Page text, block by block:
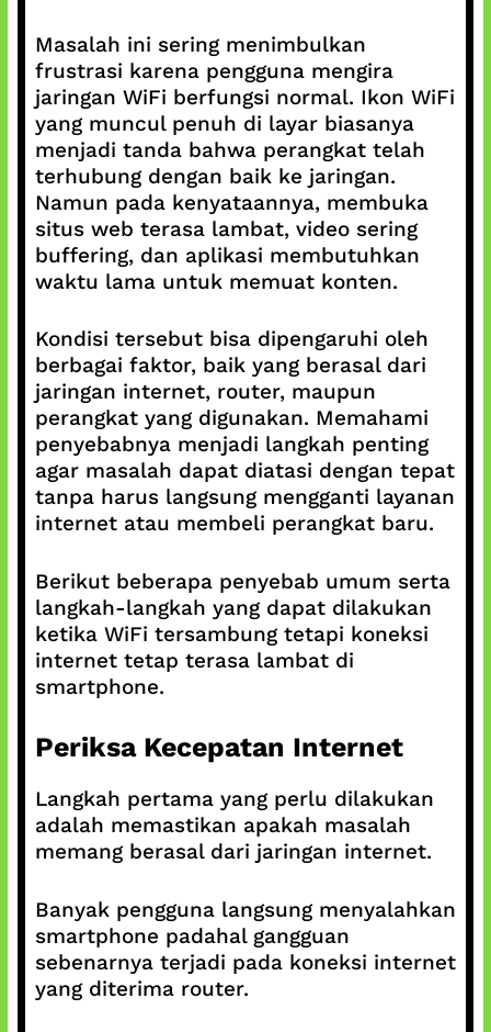
Masalah ini sering menimbulkan
frustrasi karena pengguna mengira
jaringan WiFi berfungsi normal. Ikon WiFi
yang muncul penuh di layar biasanya
menjadi tanda bahwa perangkat telah
terhubung dengan baik ke jaringan.
Namun pada kenyataannya, membuka
situs web terasa lambat, video sering
buffering, dan aplikasi membutuhkan
waktu lama untuk memuat konten.
Kondisi tersebut bisa dipengaruhi oleh
berbagai faktor, baik yang berasal dari
jaringan internet, router, maupun
perangkat yang digunakan. Memahami
penyebabnya menjadi langkah penting
agar masalah dapat diatasi dengan tepat
tanpa harus langsung mengganti layanan
internet atau membeli perangkat baru.
Berikut beberapa penyebab umum serta
langkah-langkah yang dapat dilakukan
ketika WiFi tersambung tetapi koneksi
internet tetap terasa lambat di
smartphone.
Periksa Kecepatan Internet
Langkah pertama yang perlu dilakukan
adalah memastikan apakah masalah
memang berasal dari jaringan internet.
Banyak pengguna langsung menyalahkan
smartphone padahal gangguan
sebenarnya terjadi pada koneksi internet
yang diterima router.